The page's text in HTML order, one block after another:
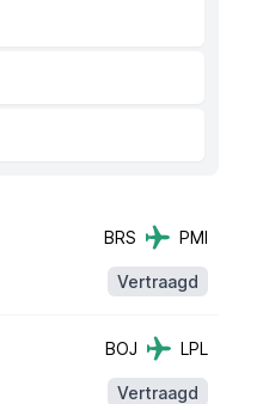
BRS PMI
Vertraagd
BOJ LPL
Vertraagd